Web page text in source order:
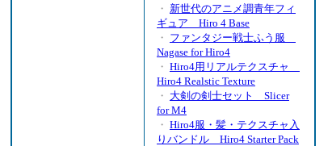
・ 新世代のアニメ調青年フィ
ギュア Hiro 4 Base
・ ファンタジー戦士ふう服
Nagase for Hiro4
・ Hiro4用リアルテクスチャ
Hiro4 Realstic Texture
・ 大剣の剣士セット Slicer
for M4
・ Hiro4服・髪・テクスチャ入
りバンドル Hiro4 Starter Pack